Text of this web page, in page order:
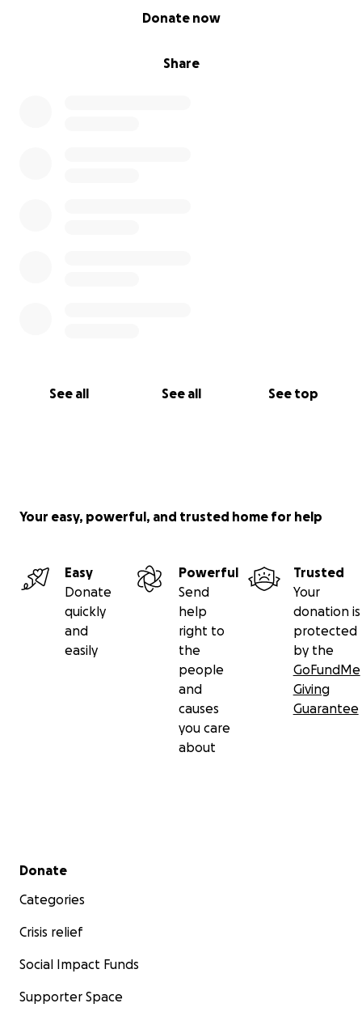
Share
Donate now
See all See all See top
Your easy, powerful, and trusted home for help
Easy
Donate
quickly
and
easily
Powerful
Send
help
right to
the
people
and
causes
you care
about
Trusted
Your
donation is
protected
by the
GoFundMe
Giving
Guarantee
Secondary menu
Donate
Categories
Crisis relief
Social Impact Funds
Supporter Space